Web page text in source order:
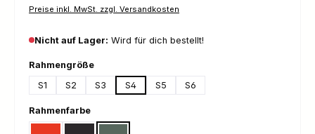
Preise inkl. MwSt. zzgl. Versandkosten
Nicht auf Lager: Wird für dich bestellt!
Rahmengrößeauswählen
S1
S2 S3 S4 S5 S6
Rahmenfarbeauswählen